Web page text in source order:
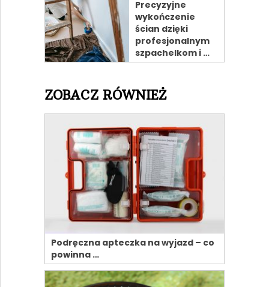
Precyzyjne
wykończenie
ścian dzięki
profesjonalnym
szpachelkom i …
ZOBACZ RÓWNIEŻ
Podręczna apteczka na wyjazd – co
powinna …